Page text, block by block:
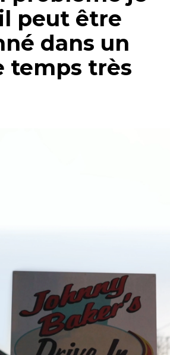
peut être
dans un
temps très